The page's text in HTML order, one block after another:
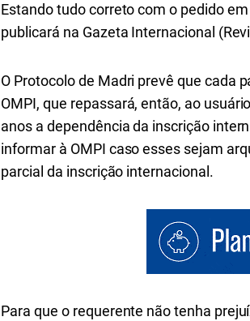
Estando tudo correto com o pedido
publicará na Gazeta Internacional
O Protocolo de Madri prevê que cada
OMPI, que repassará, então, ao
anos a dependência da inscrição
informar à OMPI caso esses sejam
parcial da inscrição internacional.
Para que o requerente não tenha